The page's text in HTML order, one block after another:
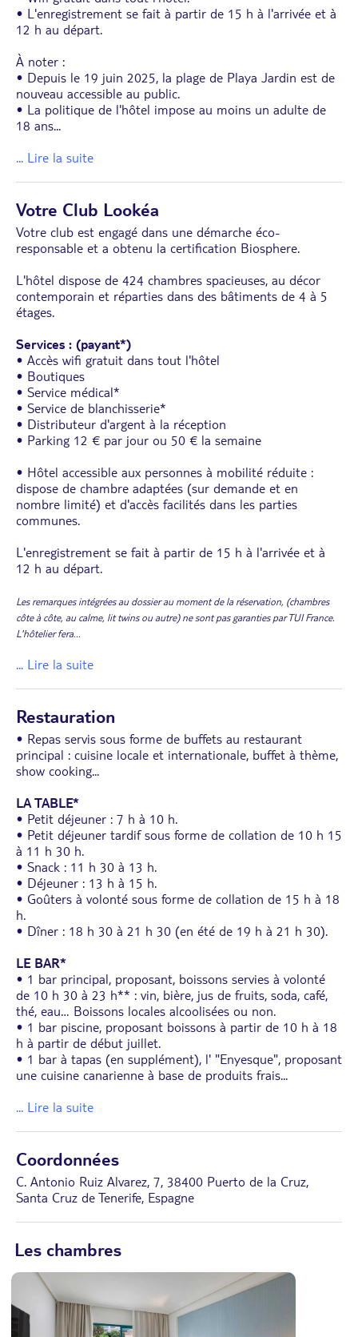
• L'enregistrement se fait à partir de 15 h à l'arrivée et à
12 h au départ.
À noter :
• Depuis le 19 juin 2025, la plage de Playa Jardin est de
nouveau accessible au public.
• La politique de l'hôtel impose au moins un adulte de
18 ans...
... Lire la suite
Votre Club Lookéa
Votre club est engagé dans une démarche éco-
responsable et a obtenu la certification Biosphere.
L'hôtel dispose de 424 chambres spacieuses, au décor
contemporain et réparties dans des bâtiments de 4 à 5
étages.
Services : (payant*)
• Accès wifi gratuit dans tout l'hôtel
• Boutiques
• Service médical*
• Service de blanchisserie*
• Distributeur d'argent à la réception
• Parking 12 € par jour ou 50 € la semaine
• Hôtel accessible aux personnes à mobilité réduite :
dispose de chambre adaptées (sur demande et en
nombre limité) et d'accès facilités dans les parties
communes.
L'enregistrement se fait à partir de 15 h à l'arrivée et à
12 h au départ.
Les remarques intégrées au dossier au moment de la réservation, (chambres
côte à côte, au calme, lit twins ou autre) ne sont pas garanties par TUI France.
L'hôtelier fera...
... Lire la suite
Restauration
• Repas servis sous forme de buffets au restaurant
principal : cuisine locale et internationale, buffet à thème,
show cooking...
LA TABLE*
• Petit déjeuner : 7 h à 10 h.
• Petit déjeuner tardif sous forme de collation de 10 h 15
à 11 h 30 h.
• Snack : 11 h 30 à 13 h.
• Déjeuner : 13 h à 15 h.
• Goûters à volonté sous forme de collation de 15 h à 18
h.
• Dîner : 18 h 30 à 21 h 30 (en été de 19 h à 21 h 30).
LE BAR*
• 1 bar principal, proposant, boissons servies à volonté
de 10 h 30 à 23 h** : vin, bière, jus de fruits, soda, café,
thé, eau… Boissons locales alcoolisées ou non.
• 1 bar piscine, proposant boissons à partir de 10 h à 18
h à partir de début juillet.
• 1 bar à tapas (en supplément), l' "Enyesque", proposant
une cuisine canarienne à base de produits frais...
... Lire la suite
Coordonnées
C. Antonio Ruiz Alvarez, 7, 38400 Puerto de la Cruz,
Santa Cruz de Tenerife, Espagne
Les chambres